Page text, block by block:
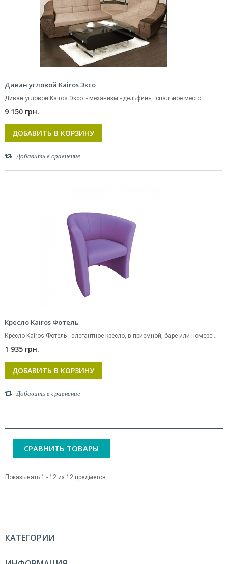
Диван угловой Kairos Эксо
Диван угловой Kairos Эксо - механизм «дельфин», спальное место...
9 150 грн.
ДОБАВИТЬ В КОРЗИНУ
Добавить в сравнение
Кресло Kairos Фотель
Кресло Kairos Фотель - элегантное кресло, в приемной, баре или номере...
1 935 грн.
ДОБАВИТЬ В КОРЗИНУ
Добавить в сравнение
СРАВНИТЬ ТОВАРЫ
Показывать 1 - 12 из 12 предметов
КАТЕГОРИИ